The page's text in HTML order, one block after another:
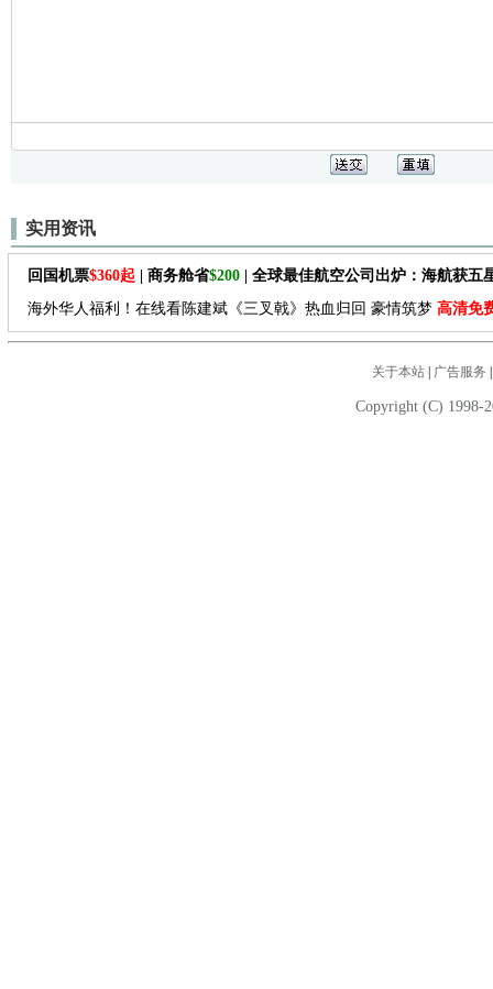
实用资讯
回国机票$360起 | 商务舱省$200 | 全球最佳航空公司出炉：海航获五
海外华人福利！在线看陈建斌《三叉戟》热血归回 豪情筑梦 高清免
关于本站| 广告服务
Copyright (C) 1998-